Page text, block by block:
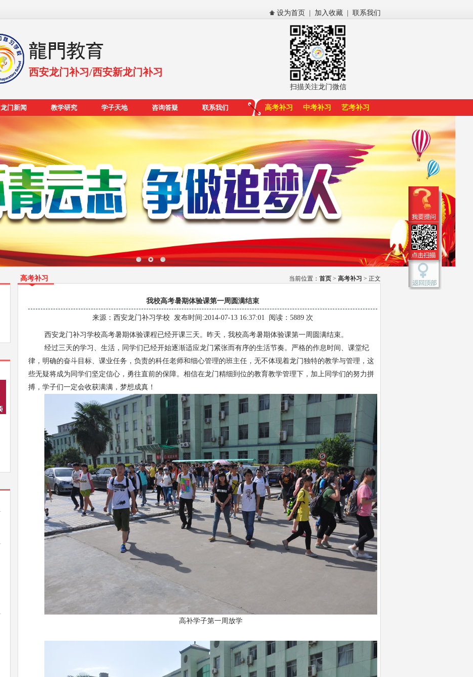
设为首页 加入收藏 联系我们
西安龙门补习/西安新龙门补习
扫描关注龙门微信
龙门新闻 教学研究 学子天地 咨询答疑 联系我们 高考补习 中考补习 艺考补习
高考补习 当前位置： 首页 > 高考补习 > 正文
我校高考暑期体验课第一周圆满结束
来源： 西安龙门补习学校 发布时间:2014-07-13 16:37:01 阅读：5889 次
西安龙门补习学校高考暑期体验课程已经开课三天。昨天，我校高考暑期体验课第一周圆满结束。
经过三天的学习、生活，同学们已经开始逐渐适应龙门紧张而有序的生活节奏。严格的作息时间、课堂纪
律，明确的奋斗目标、课业任务，负责的科任老师和细心管理的班主任，无不体现着龙门独特的教学与管理，这
些无疑将成为同学们坚定信心，勇往直前的保障。相信在龙门精细到位的教育教学管理下，加上同学们的努力拼
搏，学子们一定会收获满满，梦想成真！
高补学子第一周放学